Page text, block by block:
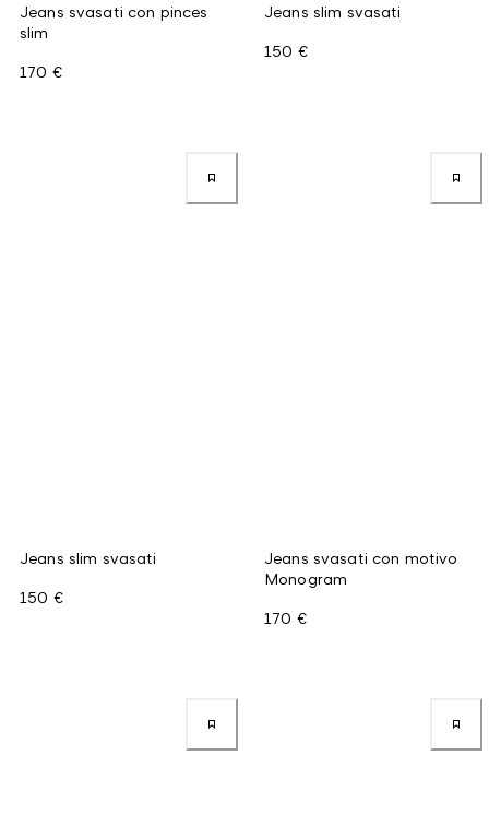
Jeans svasati con pinces
slim
170 €
Jeans slim svasati
150 €
Jeans slim svasati
150 €
Jeans svasati con motivo
Monogram
170 €